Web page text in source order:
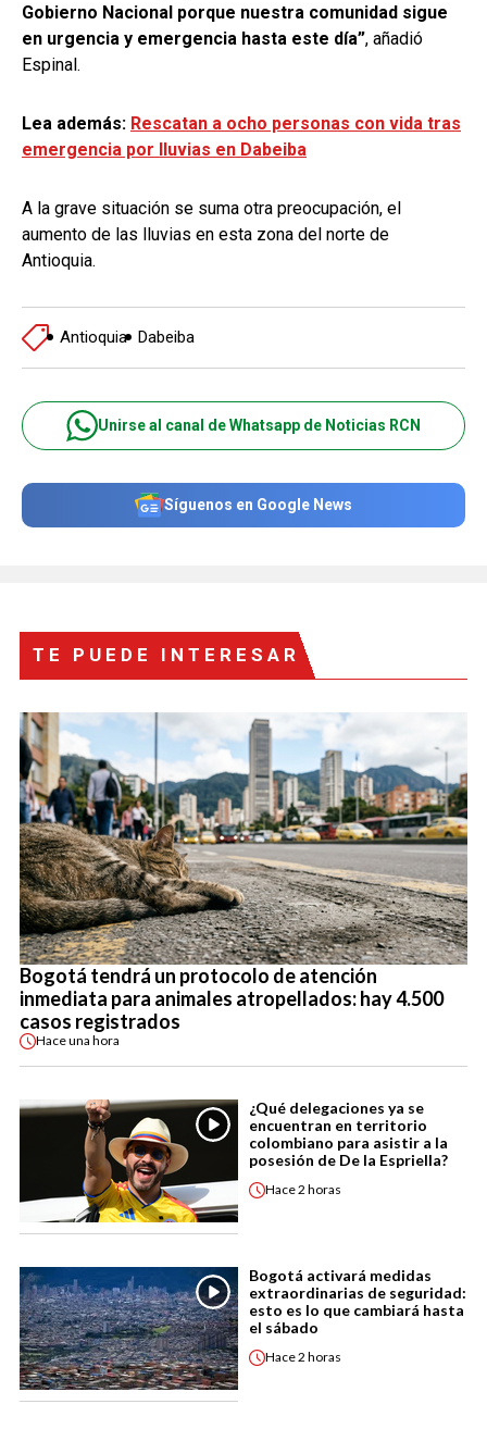
Gobierno Nacional porque nuestra comunidad sigue
en urgencia y emergencia hasta este día”, añadió
Espinal.
Lea además: Rescatan a ocho personas con vida tras
emergencia por lluvias en Dabeiba
A la grave situación se suma otra preocupación, el
aumento de las lluvias en esta zona del norte de
Antioquia.
Antioquia Dabeiba
Unirse al canal de Whatsapp de Noticias RCN
Síguenos en Google News
TE PUEDE INTERESAR
Bogotá tendrá un protocolo de atención
inmediata para animales atropellados: hay 4.500
casos registrados
Haceuna hora
¿Qué delegaciones ya se
encuentran en territorio
colombiano para asistir a la
posesión de De la Espriella?
Hace2 horas
Bogotá activará medidas
extraordinarias de seguridad:
esto es lo que cambiará hasta
el sábado
Hace2 horas